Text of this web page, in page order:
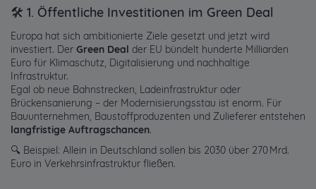
🛠️ 1. Öffentliche Investitionen im Green Deal
Europa hat sich ambitionierte Ziele gesetzt und jetzt wird
investiert. Der Green Deal der EU bündelt hunderte Milliarden
Euro für Klimaschutz, Digitalisierung und nachhaltige
Infrastruktur.
Egal ob neue Bahnstrecken, Ladeinfrastruktur oder
Brückensanierung – der Modernisierungsstau ist enorm. Für
Bauunternehmen, Baustoffproduzenten und Zulieferer entstehen
langfristige Auftragschancen.
🔍 Beispiel: Allein in Deutschland sollen bis 2030 über 270 Mrd.
Euro in Verkehrsinfrastruktur fließen.